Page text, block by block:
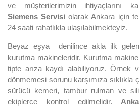
ve müşterilerimizin ihtiyaçlarını
Siemens Servisiolarak Ankara için
24 saati rahatlıkla ulaşılabilmekteyiz.
Beyaz eşya denilince akla ilk
kurutma makineleridir. Kurutma
tipte arıza kaydı alabiliyoruz. Örnek
dönmemesi sorunu karşımıza sıklıkla
sürücü kemeri, tambur rulman ve
ekiplerce kontrol edilmelidir.